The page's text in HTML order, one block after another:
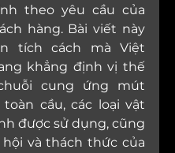
theo yêu cầu của
hàng. Bài viết này
tích cách mà Việt
khẳng định vị thế
cung ứng mút
cầu, các loại vật
được sử dụng, cũng
và thách thức của